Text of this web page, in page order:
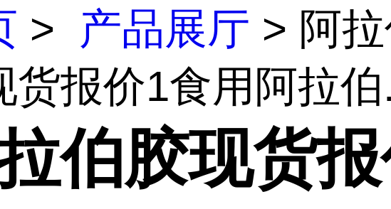
> 产品展厅 > 阿
货报价1食用阿拉伯
伯胶现货